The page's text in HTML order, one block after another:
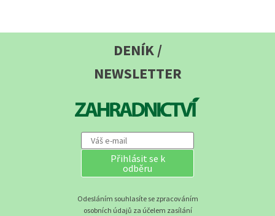
DENÍK /
NEWSLETTER
Přihlásit se k
odběru
Odesláním souhlasíte se zpracováním
osobních údajů za účelem zasílání